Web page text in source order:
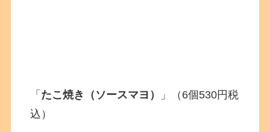
「 たこ焼き（ソースマヨ）
」（6個530円税
込）